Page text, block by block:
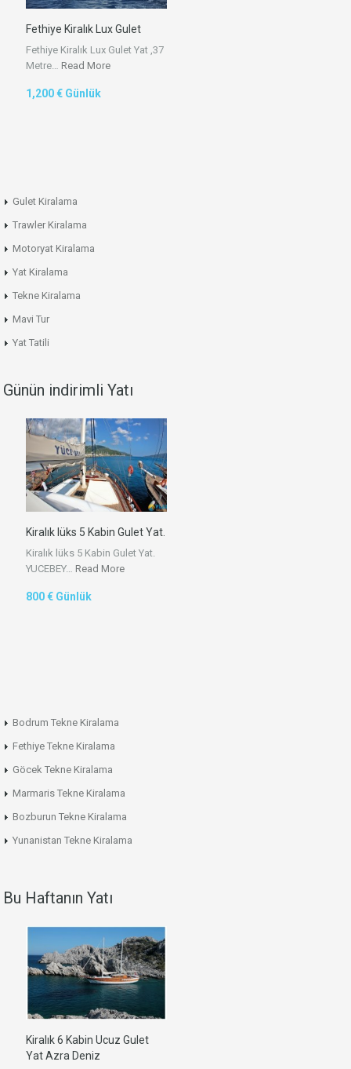
Fethiye Kiralık Lux Gulet
Fethiye Kiralık Lux Gulet Yat ,37
Metre… Read More
1,200 € Günlük
Gulet Kiralama
Trawler Kiralama
Motoryat Kiralama
Yat Kiralama
Tekne Kiralama
Mavi Tur
Yat Tatili
Günün indirimli Yatı
Kiralık lüks 5 Kabin Gulet Yat.
Kiralık lüks 5 Kabin Gulet Yat.
YUCEBEY… Read More
800 € Günlük
Bodrum Tekne Kiralama
Fethiye Tekne Kiralama
Göcek Tekne Kiralama
Marmaris Tekne Kiralama
Bozburun Tekne Kiralama
Yunanistan Tekne Kiralama
Bu Haftanın Yatı
Kiralık 6 Kabin Ucuz Gulet
Yat Azra Deniz